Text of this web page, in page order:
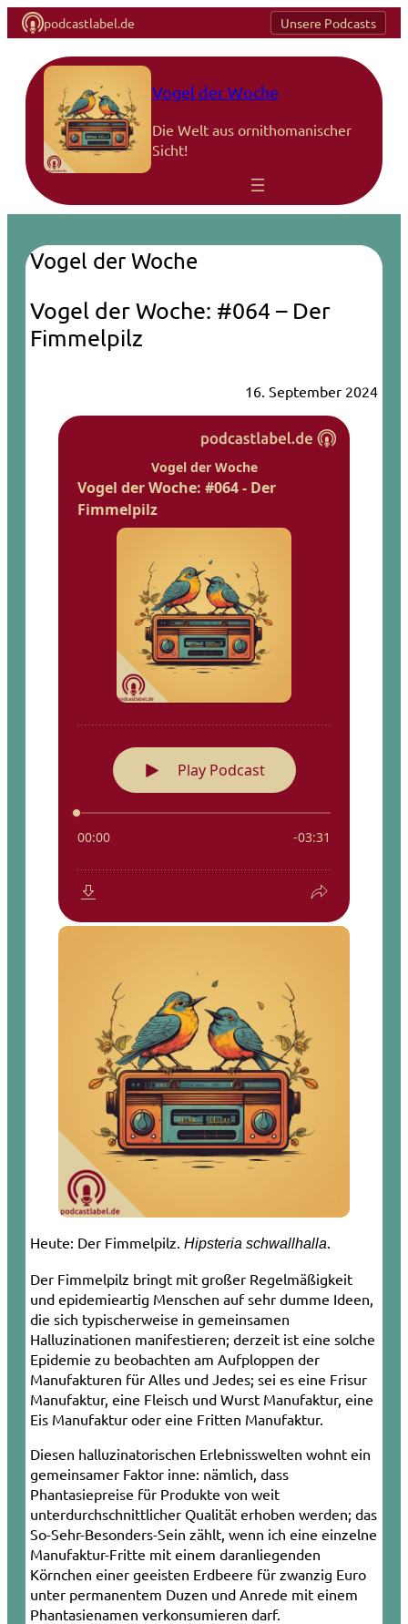
podcastlabel.de Unsere Podcasts
Vogel der Woche
Die Welt aus ornithomanischer
Sicht!
Vogel der Woche
Vogel der Woche: #064 – Der
Fimmelpilz
16. September 2024
Heute: Der Fimmelpilz. Hipsteria schwallhalla
Der Fimmelpilz bringt mit großer Regelmäßigkeit
und epidemieartig Menschen auf sehr dumme Ideen,
die sich typischerweise in gemeinsamen
Halluzinationen manifestieren; derzeit ist eine solche
Epidemie zu beobachten am Aufploppen der
Manufakturen für Alles und Jedes; sei es eine Frisur
Manufaktur, eine Fleisch und Wurst Manufaktur, eine
Eis Manufaktur oder eine Fritten Manufaktur.
Diesen halluzinatorischen Erlebnisswelten wohnt ein
gemeinsamer Faktor inne: nämlich, dass
Phantasiepreise für Produkte von weit
unterdurchschnittlicher Qualität erhoben werden; das
So-Sehr-Besonders-Sein zählt, wenn ich eine einzelne
Manufaktur-Fritte mit einem daranliegenden
Körnchen einer geeisten Erdbeere für zwanzig Euro
unter permanentem Duzen und Anrede mit einem
Phantasienamen verkonsumieren darf.